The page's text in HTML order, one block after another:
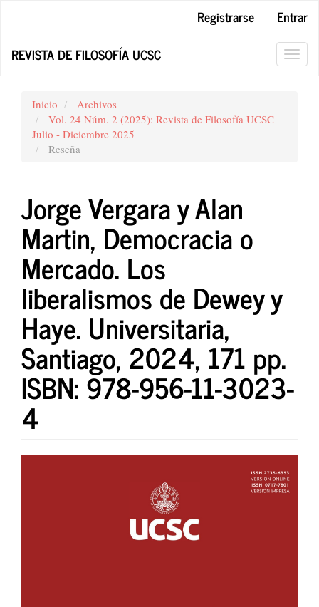
principal
Registrarse
Entrar
REVISTA DE FILOSOFÍA UCSC
Inicio
Archivos
Vol. 24 Núm. 2 (2025): Revista de Filosofía UCSC |
Julio - Diciembre 2025
Reseña
Jorge Vergara y Alan
Martin, Democracia o
Mercado. Los
liberalismos de Dewey y
Haye. Universitaria,
Santiago, 2024, 171 pp.
ISBN: 978-956-11-3023-
4
Barra